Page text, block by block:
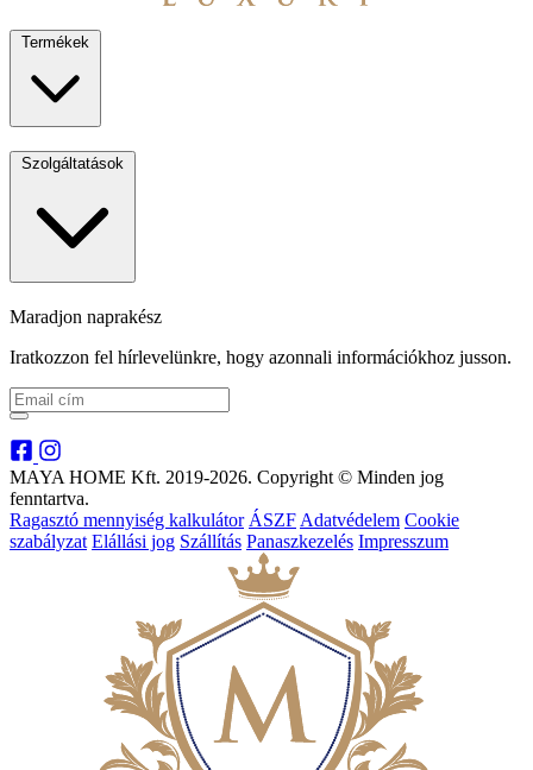
Termékek
Szolgáltatások
Maradjon naprakész
Iratkozzon fel hírlevelünkre, hogy azonnali információkhoz jusson.
MAYA HOME Kft. 2019-2026. Copyright © Minden jog
fenntartva.
Ragasztó mennyiség kalkulátor ÁSZF Adatvédelem Cookie
szabályzat Elállási jog Szállítás Panaszkezelés Impresszum